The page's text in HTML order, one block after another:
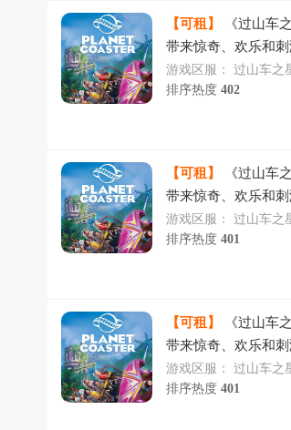
【可租】
《过山车
带来惊奇、欢乐和
和设计令人难以置
管理您的公园
游戏区服： 过山车之
排序热度 402
【可租】
《过山车
带来惊奇、欢乐和
和设计令人难以置
管理您的公园
游戏区服： 过山车之
排序热度 401
【可租】
《过山车
带来惊奇、欢乐和
和设计令人难以置
管理您的公园
游戏区服： 过山车之
排序热度 401